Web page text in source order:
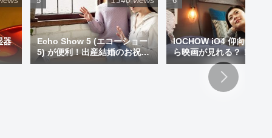
器
Echo Show 5 (エコーショー
5) が便利！出産結婚のお祝い
にプレゼントもアリです！
IOCHOW iO4 仰向けで寝
ら映画が見れる？！ミニ
ジェクター